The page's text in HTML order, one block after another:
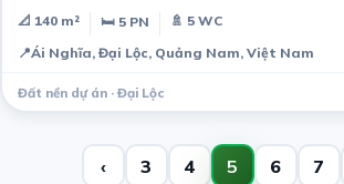
📐 140 m² 🛏 5 PN
🚿 5 WC
📍Ái Nghĩa, Đại Lộc, Quảng Nam, Việt Nam
Đất nền dự án · Đại Lộc
‹ 3 4 5 6 7